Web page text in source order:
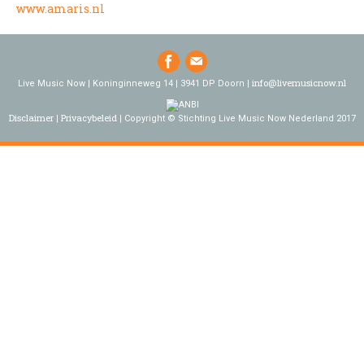
www.amaris.nl
Live Music Now | Koninginneweg 14 | 3941 DP Doorn | info@livemusicnow.nl
Disclaimer Privacybeleid Copyright © Stichting Live Music Now Nederland 2017